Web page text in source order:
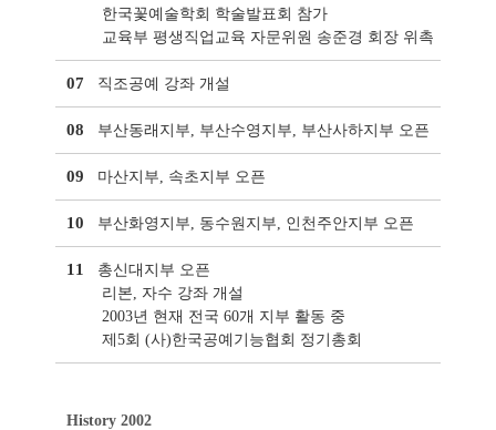
한국꽃예술학회 학술발표회 참가
교육부 평생직업교육 자문위원 송준경 회장 위촉
07 직조공예 강좌 개설
08 부산동래지부, 부산수영지부, 부산사하지부 오픈
09 마산지부, 속초지부 오픈
10 부산화영지부, 동수원지부, 인천주안지부 오픈
11
총신대지부 오픈
리본, 자수 강좌 개설
2003년 현재 전국 60개 지부 활동 중
제5회 (사)한국공예기능협회 정기총회
History 2002